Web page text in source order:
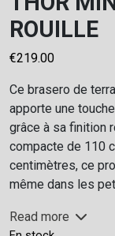
ROUILLE
€219.00
Ce brasero de
apporte une
grâce à sa finition
compacte de 110
centimètres, ce
même dans les
Read more